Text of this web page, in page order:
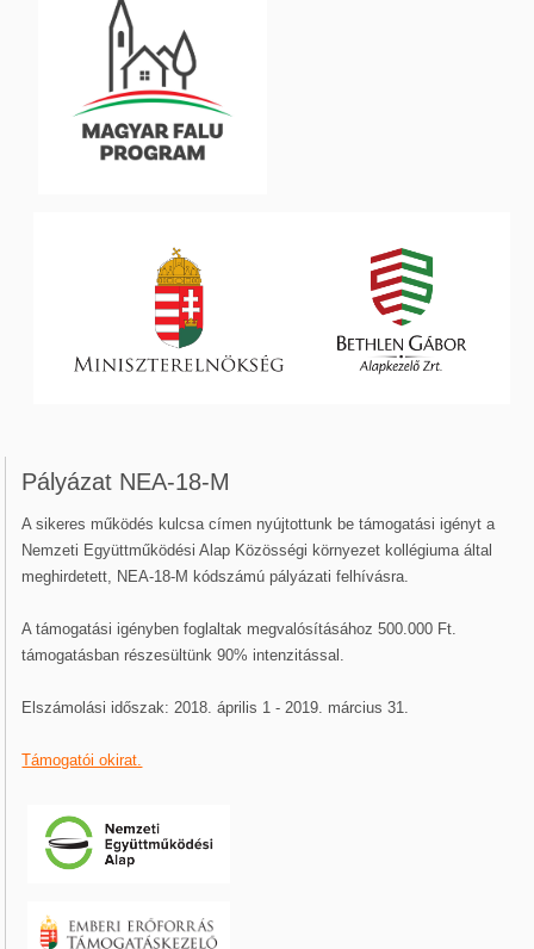
Pályázat NEA-18-M
A sikeres működés kulcsa címen nyújtottunk be támogatási igényt a
Nemzeti Együttműködési Alap Közösségi környezet kollégiuma által
meghirdetett, NEA-18-M kódszámú pályázati felhívásra.
A támogatási igényben foglaltak megvalósításához 500.000 Ft.
támogatásban részesültünk 90% intenzitással.
Elszámolási időszak: 2018. április 1 - 2019. március 31.
Támogatói okirat.